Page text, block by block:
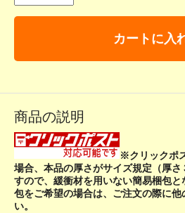
カートに入
商品の説明
※クリックポ
場合、本品の厚さがサイズ規定（厚
すので、緩衝材を用いない簡易梱包
包をご希望の場合は、ご注文の際に
い。